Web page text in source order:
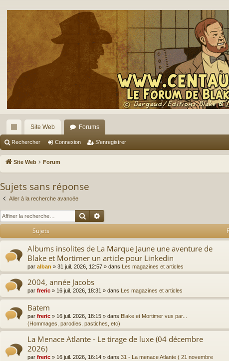
cc
ès
ra
pi
de
Site Web Forums
Rechercher Connexion S’enregistrer
Site Web Forum
Sujets sans réponse
Aller à la recherche avancée
Rechercher
Sujets
Albums insolites de La Marque Jaune une aventure de
Blake et Mortimer un article pour Linkedin
par alban » 31 juil. 2026, 12:57 » dans Les magazines et articles
2004, année Jacobs
par freric » 16 juil. 2026, 18:31 » dans Les magazines et articles
Batem
par freric » 16 juil. 2026, 18:15 » dans Blake et Mortimer vus par...
(Hommages, parodies, pastiches, etc)
La Menace Atlante - Le tirage de luxe (04 décembre
2026)
par freric » 16 juil. 2026, 16:14 » dans 31 - La menace Atlante ( 21 novembre